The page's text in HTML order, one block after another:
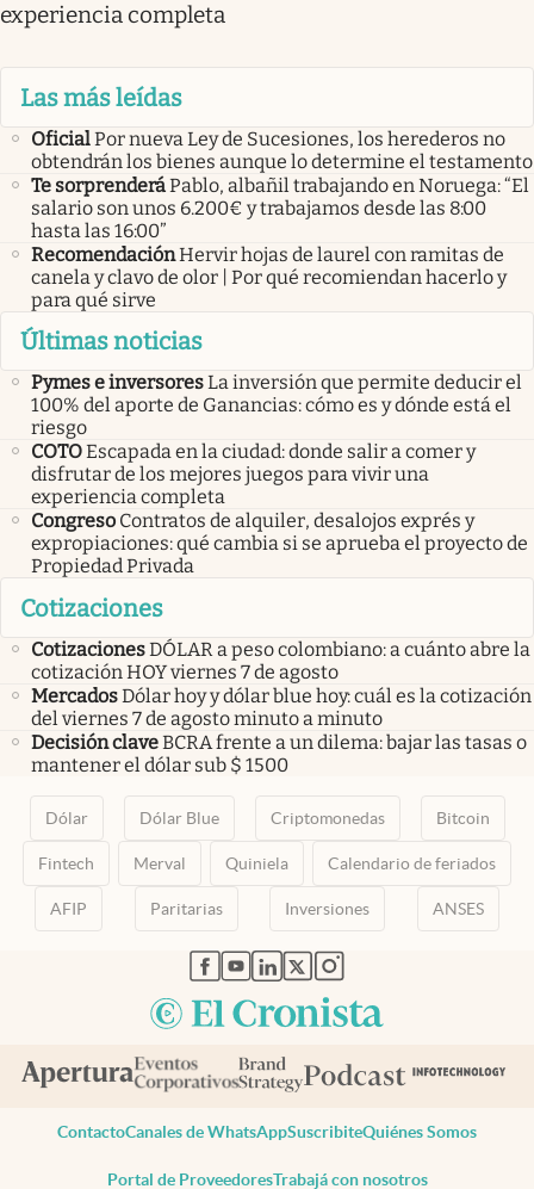
experiencia completa
Las más leídas
OficialPor nueva Ley de Sucesiones, los herederos no
obtendrán los bienes aunque lo determine el testamento
Te sorprenderáPablo, albañil trabajando en Noruega: “El
salario son unos 6.200€ y trabajamos desde las 8:00
hasta las 16:00”
RecomendaciónHervir hojas de laurel con ramitas de
canela y clavo de olor | Por qué recomiendan hacerlo y
para qué sirve
Últimas noticias
Pymes e inversoresLa inversión que permite deducir el
100% del aporte de Ganancias: cómo es y dónde está el
riesgo
COTOEscapada en la ciudad: donde salir a comer y
disfrutar de los mejores juegos para vivir una
experiencia completa
Congreso Contratos de alquiler, desalojos exprés y
expropiaciones: qué cambia si se aprueba el proyecto de
Propiedad Privada
Cotizaciones
CotizacionesDÓLAR a peso colombiano: a cuánto abre la
cotización HOY viernes 7 de agosto
MercadosDólar hoy y dólar blue hoy: cuál es la cotización
del viernes 7 de agosto minuto a minuto
Decisión claveBCRA frente a un dilema: bajar las tasas o
mantener el dólar sub $ 1500
Dólar Dólar Blue Criptomonedas Bitcoin
Fintech Merval Quiniela Calendario de feriados
AFIP Paritarias Inversiones ANSES
abre en nueva pestaña
abre en nueva pestaña
abre en nueva pestaña
abre en nueva pestaña
abre en nueva pestaña
ContactoCanales de WhatsAppSuscribiteQuiénes Somos
Portal de ProveedoresTrabajá con nosotros